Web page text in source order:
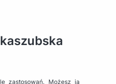
zastosowań. Możesz ją